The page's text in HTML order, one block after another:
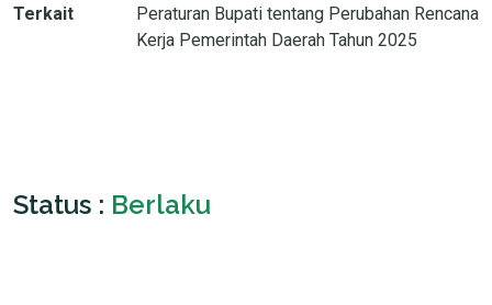
Terkait
Peraturan Bupati tentang Perubahan Rencana
Kerja Pemerintah Daerah Tahun 2025
Status : Berlaku